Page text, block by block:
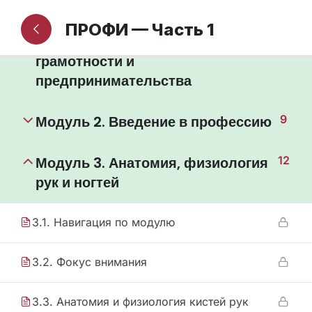
Модуль 1. Основы финансовой
грамотности и
предпринимательства
Модуль 2. Введение в профессию 9
Модуль 3. Анатомия, физиология
рук и ногтей
12
3.1. Навигация по модулю
3.2. Фокус внимания
3.3. Анатомия и физиология кистей рук
ПРОФИ — Часть 1